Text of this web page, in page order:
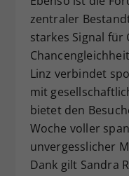
zentraler
starkes Signal
Linz verbindet
mit
bietet den
Woche voller
unvergesslicher
Dank gilt Sandra